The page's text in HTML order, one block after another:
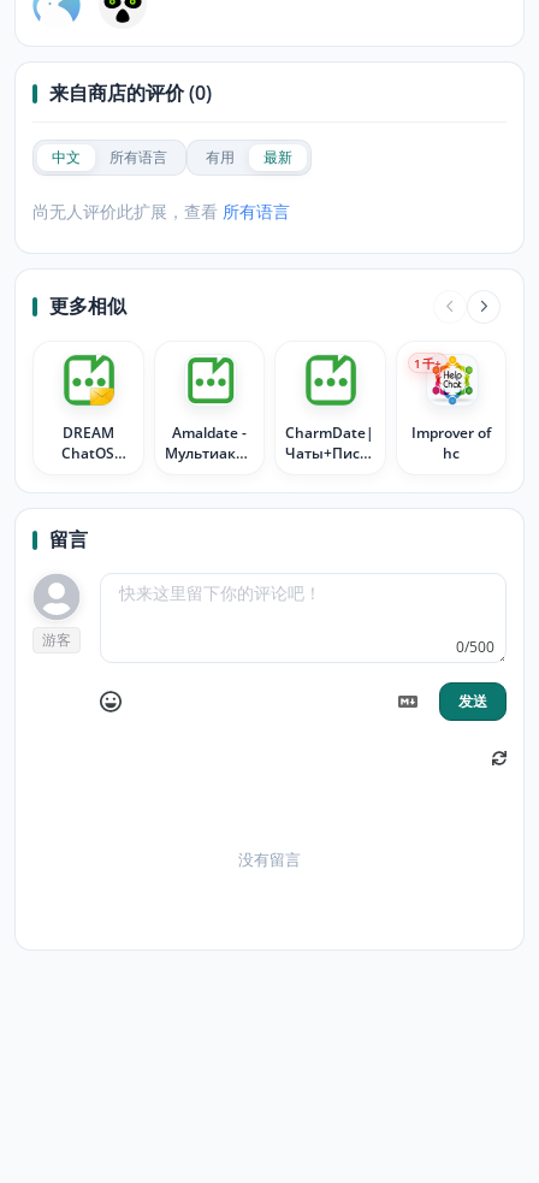
来自商店的评价 (0)
中文 所有语言 有用 最新
尚无人评价此扩展，查看 所有语言
更多相似
DREAM
ChatOS
email sender
Amaldate -
Мультиаккаунт
письма
CharmDate|
Чаты+Письма
| ChatOS
Improver of
hc
1 千+
留言
游客 0/500
发送
没有留言